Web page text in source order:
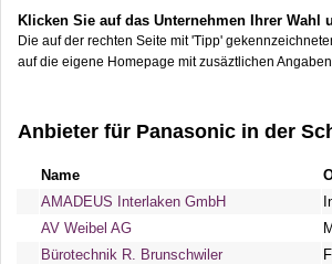
Klicken Sie auf das Unternehmen Ihrer
Die auf der rechten Seite mit 'Tipp'
auf die eigene Homepage mit zusäztlichen
Anbieter für Panasonic in der
Name
AMADEUS Interlaken GmbH
AV Weibel AG
Bürotechnik R. Brunschwiler